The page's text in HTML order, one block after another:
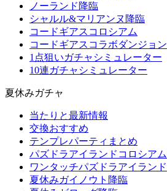
ノーランド降臨
シャルル&マリアンヌ降臨
コードギアスコロシアム
コードギアスコラボダンジョン
1点狙いガチャシミュレーター
10連ガチャシミュレーター
夏休みガチャ
当たりと最新情報
交換おすすめ
テンプレパーティまとめ
パズドラアイランドコロシアム
ワンタッチパズドラアイランド
夏休みガイノウト降臨